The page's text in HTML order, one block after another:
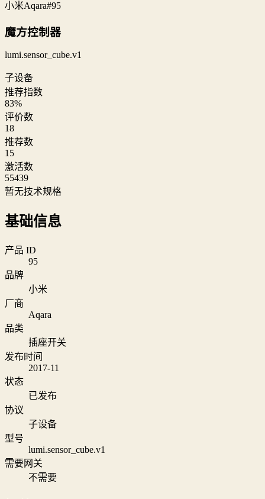
小米Aqara#95
魔方控制器
lumi.sensor_cube.v1
子设备
推荐指数
83%
评价数
18
推荐数
15
激活数
55439
暂无技术规格
基础信息
产品 ID
95
品牌
小米
厂商
Aqara
品类
插座开关
发布时间
2017-11
状态
已发布
协议
子设备
型号
lumi.sensor_cube.v1
需要网关
不需要